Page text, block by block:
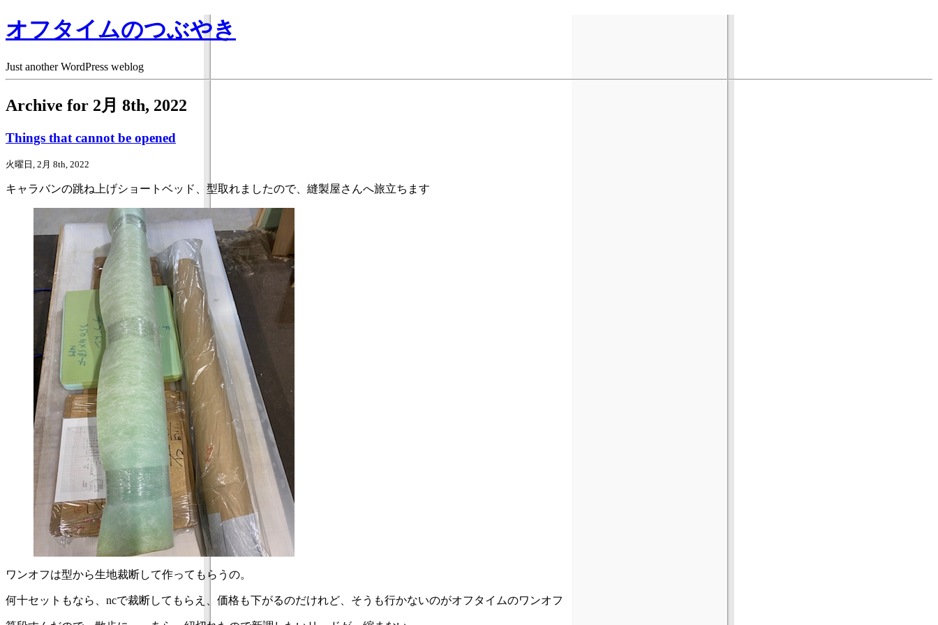
オフタイムのつぶやき
Just another WordPress weblog
Archive for 2月 8th, 2022
Things that cannot be opened
火曜日, 2月 8th, 2022
キャラバンの跳ね上げショートベッド、型取れましたので、縫製屋さんへ旅立ちます
ワンオフは型から生地裁断して作ってもらうの。
何十セットもなら、ncで裁断してもらえ、価格も下がるのだけれど、そうも行かないのがオフタイムのワンオフ